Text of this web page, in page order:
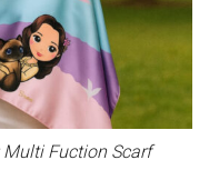
Fuction Scarf